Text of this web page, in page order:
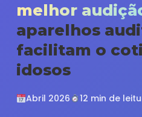
melhor
aparelhos
facilitam o
idosos
Abril 2026 12 min de